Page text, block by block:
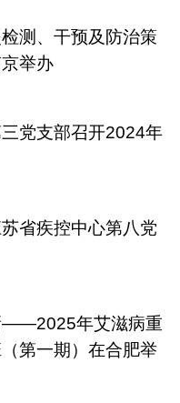
测、干预及防治策
举办
党支部召开2024年
省疾控中心第八党
——2025年艾滋病重
第一期）在合肥举